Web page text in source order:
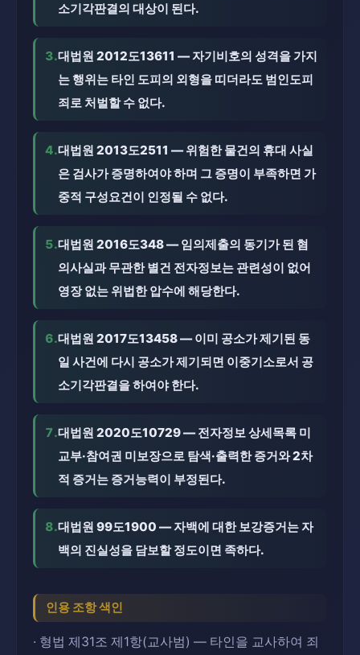
소기각판결의 대상이 된다.
3.대법원 2012도13611 — 자기비호의 성격을 가지
는 행위는 타인 도피의 외형을 띠더라도 범인도피
죄로 처벌할 수 없다.
4.대법원 2013도2511 — 위험한 물건의 휴대 사실
은 검사가 증명하여야 하며 그 증명이 부족하면 가
중적 구성요건이 인정될 수 없다.
5.대법원 2016도348 — 임의제출의 동기가 된 혐
의사실과 무관한 별건 전자정보는 관련성이 없어
영장 없는 위법한 압수에 해당한다.
6.대법원 2017도13458 — 이미 공소가 제기된 동
일 사건에 다시 공소가 제기되면 이중기소로서 공
소기각판결을 하여야 한다.
7.대법원 2020도10729 — 전자정보 상세목록 미
교부·참여권 미보장으로 탐색·출력한 증거와 2차
적 증거는 증거능력이 부정된다.
8.대법원 99도1900 — 자백에 대한 보강증거는 자
백의 진실성을 담보할 정도이면 족하다.
인용 조항 색인
· 형법 제31조 제1항(교사범) — 타인을 교사하여 죄